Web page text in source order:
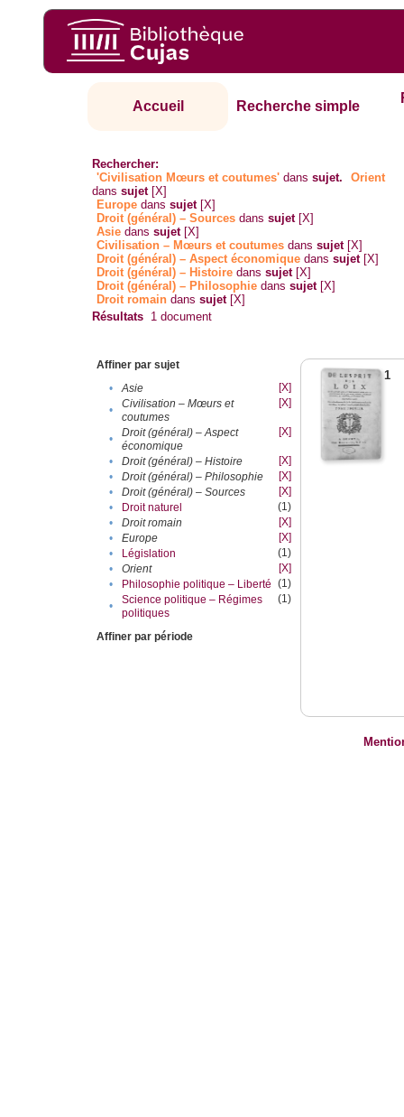
Accueil Recherche simple
Rechercher:
'Civilisation Mœurs et coutumes' danssujet.
Orient
danssujet [X]
Europe danssujet [X]
Droit (général) – Sources danssujet [X]
Asie danssujet [X]
Civilisation – Mœurs et coutumes danssujet [X]
Droit (général) – Aspect économique danssujet [X]
Droit (général) – Histoire danssujet [X]
Droit (général) – Philosophie danssujet [X]
Droit romain danssujet [X]
Résultats 1 document
Affiner par sujet
•
Asie
[X]
•
Civilisation – Mœurs et
coutumes
[X]
•
Droit (général) – Aspect
économique
[X]
• Droit (général) – Histoire
[X]
•
Droit (général) – Philosophie
[X]
•
Droit (général) – Sources
[X]
•
Droit naturel
(1)
•
Droit romain
[X]
•
Europe
[X]
•
Législation
(1)
•
Orient
[X]
•
Philosophie politique – Liberté (1)
•
Science politique – Régimes
politiques
(1)
Affiner par période
1